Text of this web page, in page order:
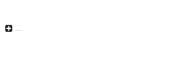
...